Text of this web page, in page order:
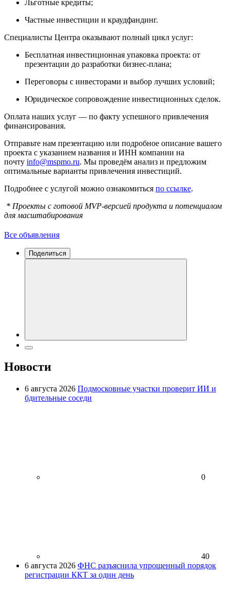
Льготные кредиты;
Частные инвестиции и краудфандинг.
Специалисты Центра оказывают полный цикл услуг:
Бесплатная инвестиционная упаковка проекта: от
презентации до разработки бизнес-плана;
Переговоры с инвесторами и выбор лучших условий;
Юридическое сопровождение инвестиционных сделок.
Оплата наших услуг — по факту успешного привлечения
финансирования.
Отправьте нам презентацию или подробное описание вашего
проекта с указанием названия и ИНН компании на
почту info@mspmo.ru. Мы проведём анализ и предложим
оптимальные варианты привлечения инвестиций.
Подробнее с услугой можно ознакомиться по ссылке.
* Проекты с готовой MVP-версией продукта и потенциалом
для масштабирования
Все объявления
Поделиться
Новости
6 августа 2026 Подмосковные участки проверит ИИ и
бдительные соседи
0
40
6 августа 2026 ФНС разъяснила упрощенный порядок
регистрации ККТ за один день